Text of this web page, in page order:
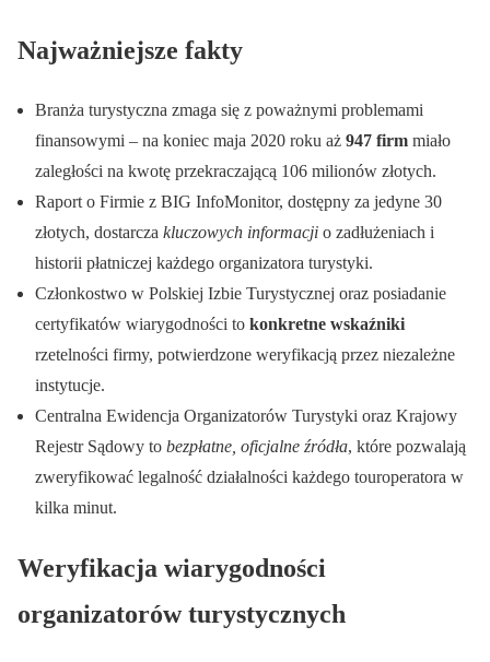
Najważniejsze fakty
Branża turystyczna zmaga się z poważnymi problemami
finansowymi – na koniec maja 2020 roku aż 947 firm miało
zaległości na kwotę przekraczającą 106 milionów złotych.
Raport o Firmie z BIG InfoMonitor, dostępny za jedyne 30
złotych, dostarcza kluczowych informacji o zadłużeniach i
historii płatniczej każdego organizatora turystyki.
Członkostwo w Polskiej Izbie Turystycznej oraz posiadanie
certyfikatów wiarygodności to konkretne wskaźniki
rzetelności firmy, potwierdzone weryfikacją przez niezależne
instytucje.
Centralna Ewidencja Organizatorów Turystyki oraz Krajowy
Rejestr Sądowy to bezpłatne, oficjalne źródła, które pozwalają
zweryfikować legalność działalności każdego touroperatora w
kilka minut.
Weryfikacja wiarygodności
organizatorów turystycznych